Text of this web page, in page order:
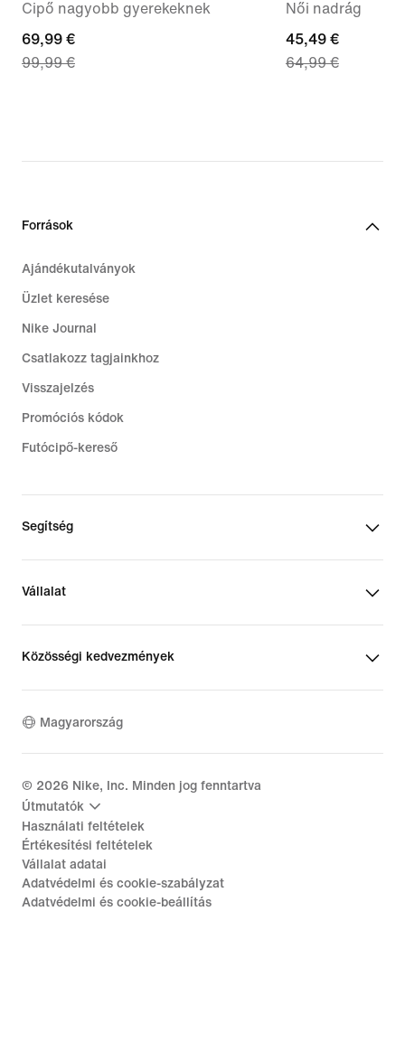
Cipő nagyobb gyerekeknek
current
price
price
€
69,99 €
99,99 €
Női nadrág
current
price
price
45,49 €
64,99 €
Források
Ajándékutalványok
Üzlet keresése
Nike Journal
Csatlakozz tagjainkhoz
Visszajelzés
Promóciós kódok
Futócipő-kereső
Segítség
Vállalat
Közösségi kedvezmények
Magyarország
© 2026 Nike, Inc. Minden jog fenntartva
Útmutatók
Használati feltételek
Értékesítési feltételek
Vállalat adatai
Adatvédelmi és cookie-szabályzat
Adatvédelmi és cookie-beállítás